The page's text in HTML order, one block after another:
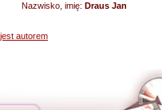
Nazwisko, imię: Draus Jan
autorem